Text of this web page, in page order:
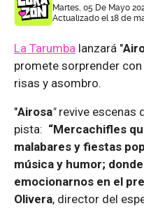
Martes, 05 De Mayo
Actualizado el 18 de
La Tarumba lanzará "
promete sorprender
risas y asombro.
"Airosa"revive escenas
pista: “Mercachifles
malabares y fiestas
música y humor;
emocionarnos en el
Olivera, director del